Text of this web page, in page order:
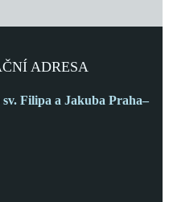
ADRESA
sv. Filipa a Jakuba Praha–